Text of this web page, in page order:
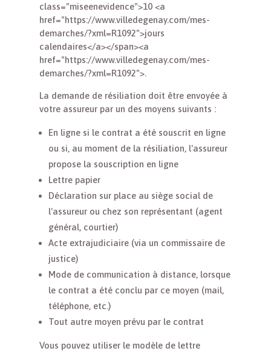
class="miseenevidence">10 <a
href="https://www.villedegenay.com/mes-
demarches/?xml=R1092">jours
calendaires</a></span><a
href="https://www.villedegenay.com/mes-
demarches/?xml=R1092">.
La demande de résiliation doit être envoyée à
votre assureur par un des moyens suivants :
En ligne si le contrat a été souscrit en ligne
ou si, au moment de la résiliation, l'assureur
propose la souscription en ligne
Lettre papier
Déclaration sur place au siège social de
l'assureur ou chez son représentant (agent
général, courtier)
Acte extrajudiciaire (via un commissaire de
justice)
Mode de communication à distance, lorsque
le contrat a été conclu par ce moyen (mail,
téléphone, etc.)
Tout autre moyen prévu par le contrat
Vous pouvez utiliser le modèle de lettre